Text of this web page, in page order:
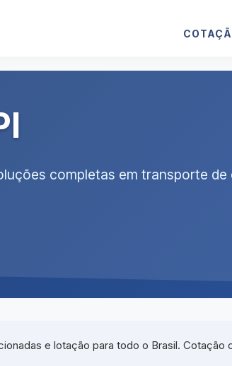
completas em transporte de
e lotação para todo o Brasil. Cotação